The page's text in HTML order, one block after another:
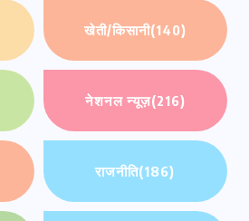
खेती/किसानी(140)
नेशनल न्यूज़(216)
राजनीति(186)